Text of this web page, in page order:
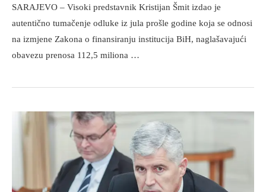
SARAJEVO – Visoki predstavnik Kristijan Šmit izdao je
autentično tumačenje odluke iz jula prošle godine koja se odnosi
na izmjene Zakona o finansiranju institucija BiH, naglašavajući
obavezu prenosa 112,5 miliona …